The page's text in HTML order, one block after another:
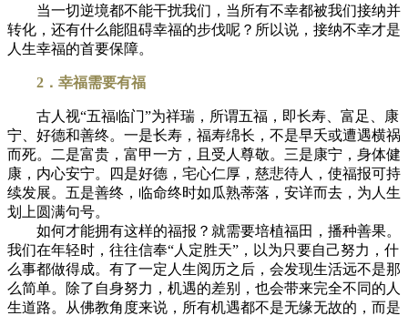
当一切逆境都不能干扰我们，当所有不幸都被我们接纳并
转化，还有什么能阻碍幸福的步伐呢？所以说，接纳不幸才是
人生幸福的首要保障。
2．幸福需要有福
古人视“五福临门”为祥瑞，所谓五福，即长寿、富足、康
宁、好德和善终。一是长寿，福寿绵长，不是早夭或遭遇横祸
而死。二是富贵，富甲一方，且受人尊敬。三是康宁，身体健
康，内心安宁。四是好德，宅心仁厚，慈悲待人，使福报可持
续发展。五是善终，临命终时如瓜熟蒂落，安详而去，为人生
划上圆满句号。
如何才能拥有这样的福报？就需要培植福田，播种善果。
我们在年轻时，往往信奉“人定胜天”，以为只要自己努力，什
么事都做得成。有了一定人生阅历之后，会发现生活远不是那
么简单。除了自身努力，机遇的差别，也会带来完全不同的人
生道路。从佛教角度来说，所有机遇都不是无缘无故的，而是